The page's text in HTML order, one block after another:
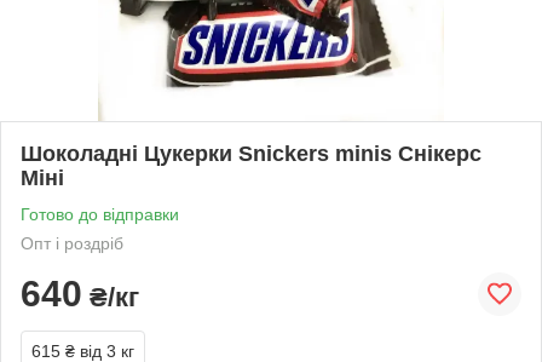
Шоколадні Цукерки Snickers minis Снікерс
Міні
Готово до відправки
Опт і роздріб
640 ₴/кг
615 ₴ від 3 кг